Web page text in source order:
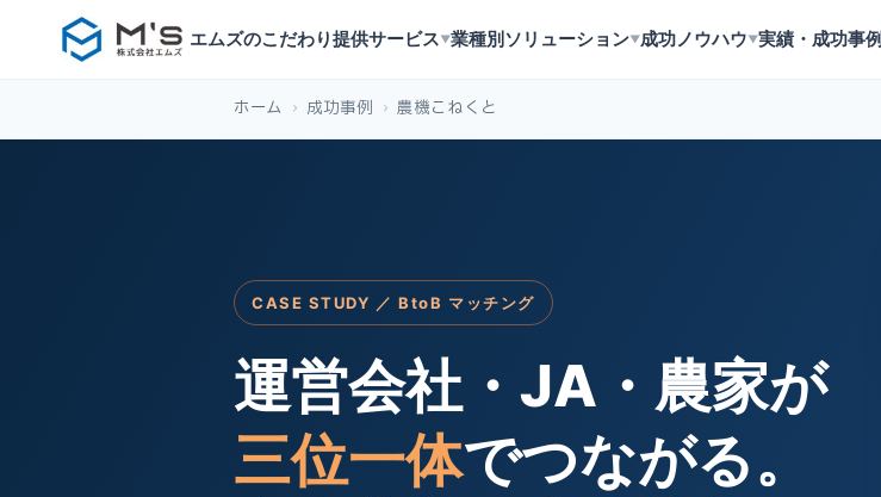
エムズのこだわり提供サービス▼業種別ソリューション▼成功ノウハウ▼実績・成功事例
ホーム › 成功事例 › 農機こねくと
CASE STUDY ／ BtoB マッチング
運営会社・JA・農家が
三位一体でつながる。